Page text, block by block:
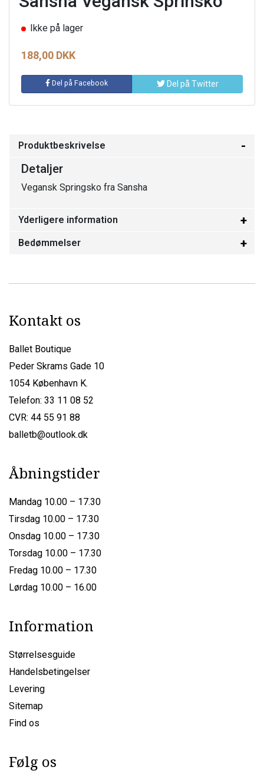
Ikke på lager
188,00 DKK
Del på Facebook Del på Twitter
Produktbeskrivelse
Detaljer
Vegansk Springsko fra Sansha
Yderligere information
Bedømmelser
Kontakt os
Ballet Boutique
Peder Skrams Gade 10
1054 København K.
Telefon: 33 11 08 52
CVR: 44 55 91 88
balletb@outlook.dk
Åbningstider
Mandag 10.00 – 17.30
Tirsdag 10.00 – 17.30
Onsdag 10.00 – 17.30
Torsdag 10.00 – 17.30
Fredag 10.00 – 17.30
Lørdag 10.00 – 16.00
Information
Størrelsesguide
Handelsbetingelser
Levering
Sitemap
Find os
Følg os